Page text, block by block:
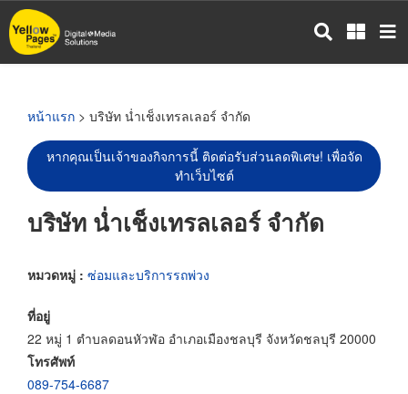
ข้าม
ไป
หน้าแรก > บริษัท น่ำเช็งเทรลเลอร์ จำกัด
หากคุณเป็นเจ้าของกิจการนี้ ติดต่อรับส่วนลดพิเศษ! เพื่อจัด
ทำเว็บไซต์
บริษัท น่ำเช็งเทรลเลอร์ จำกัด
หมวดหมู่ : ซ่อมและบริการรถพ่วง
ที่อยู่
22 หมู่ 1 ตำบลดอนหัวฬ่อ อำเภอเมืองชลบุรี จังหวัดชลบุรี 20000
โทรศัพท์
089-754-6687